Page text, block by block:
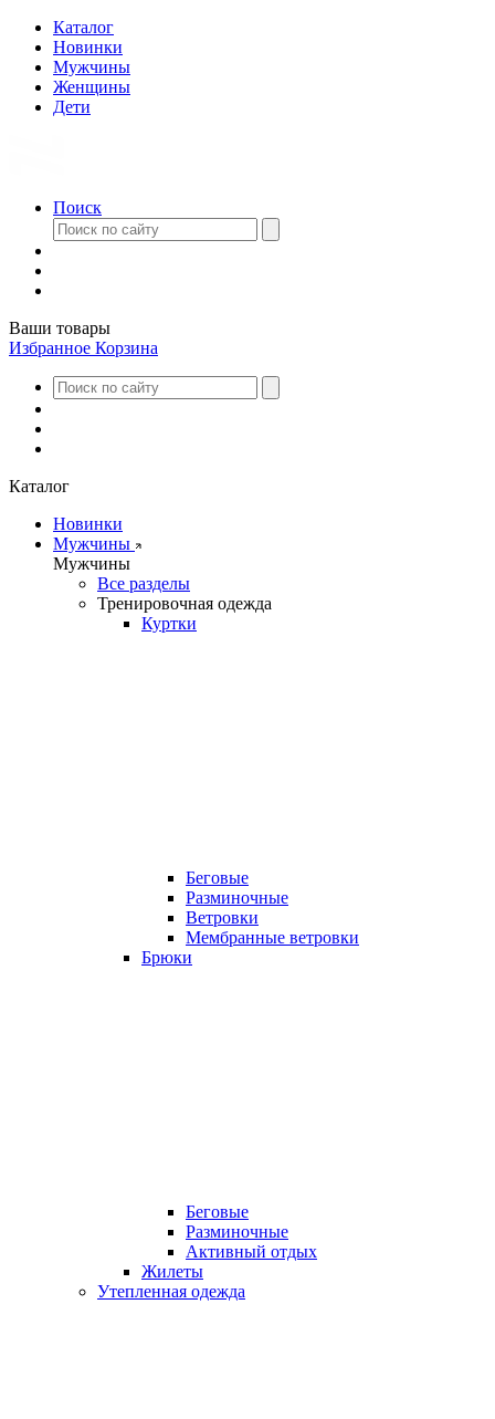
Каталог
Новинки
Мужчины
Женщины
Дети
Поиск
Ваши товары
Избранное Корзина
Каталог
Новинки
Мужчины
Мужчины
Все разделы
Тренировочная одежда
Куртки
Беговые
Разминочные
Ветровки
Мембранные ветровки
Брюки
Беговые
Разминочные
Активный отдых
Жилеты
Утепленная одежда